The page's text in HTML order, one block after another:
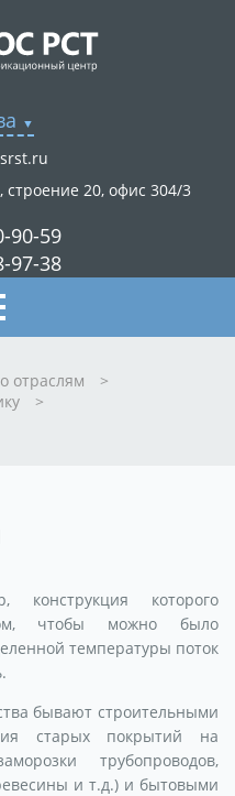
20, офис 304/3
90-59
97-38
отраслям
>
>
которого
чтобы можно было
температуры поток
бывают строительными
старых покрытий на
трубопроводов,
и т.д.) и бытовыми